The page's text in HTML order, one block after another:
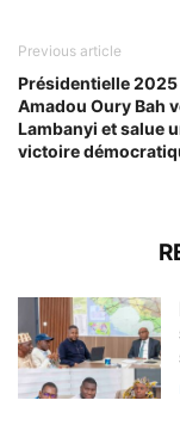
Previous article
Présidentielle 2025
Amadou Oury Bah
Lambanyi et salue
victoire